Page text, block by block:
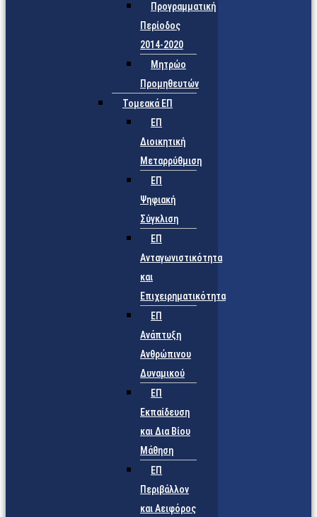
Προγραμματική
Περίοδος
2014-2020
Μητρώο
Προμηθευτών
Τομεακά ΕΠ
ΕΠ
Διοικητική
Μεταρρύθμιση
ΕΠ
Ψηφιακή
Σύγκλιση
ΕΠ
Ανταγωνιστικότητα
και
Επιχειρηματικότητα
ΕΠ
Ανάπτυξη
Ανθρώπινου
Δυναμικού
ΕΠ
Εκπαίδευση
και Δια Βίου
Μάθηση
ΕΠ
Περιβάλλον
και Αειφόρος